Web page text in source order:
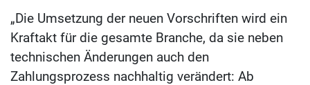
„Die Umsetzung der neuen Vorschriften wird ein
Kraftakt für die gesamte Branche, da sie neben
technischen Änderungen auch den
Zahlungsprozess nachhaltig verändert: Ab